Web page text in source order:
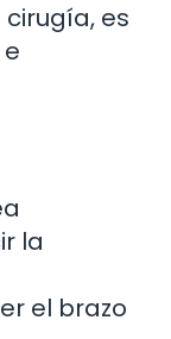
es
la
el brazo